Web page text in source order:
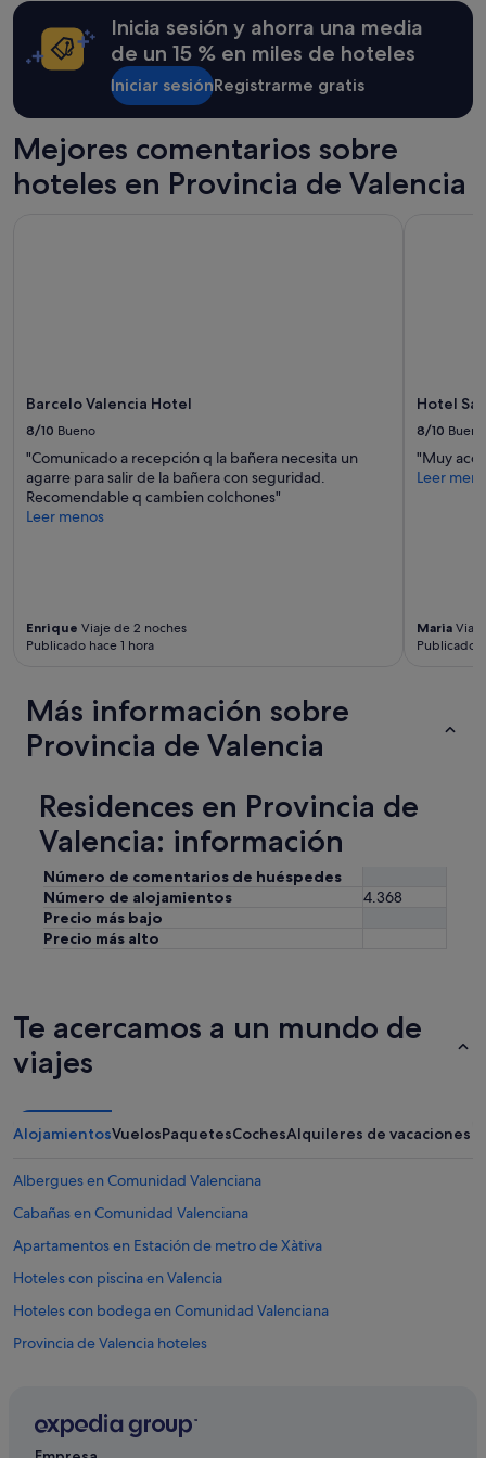
Inicia sesión y ahorra una media
de un 15 % en miles de hoteles
Iniciar sesiónRegistrarme gratis
Mejores comentarios sobre
hoteles en Provincia de Valencia
Barcelo Valencia Hotel
8/10 Bueno
"Comunicado a recepción q la bañera necesita un
agarre para salir de la bañera con seguridad.
Recomendable q cambien colchones"
Leer menos
Enrique Viaje de 2 noches
Publicado hace 1 hora
Hotel
8/10 Bueno
"Muy
Leer
Maria
Publicado
Más información sobre
Provincia de Valencia
Residences en Provincia de
Valencia: información
Número de comentarios de huéspedes
Número de alojamientos
4.368
Precio más bajo
Precio más alto
Te acercamos a un mundo de
viajes
AlojamientosVuelosPaquetesCochesAlquileres de vacaciones
Albergues en Comunidad Valenciana
Cabañas en Comunidad Valenciana
Apartamentos en Estación de metro de Xàtiva
Hoteles con piscina en Valencia
Hoteles con bodega en Comunidad Valenciana
Provincia de Valencia hoteles
Hoteles de aventura en Comunidad Valenciana